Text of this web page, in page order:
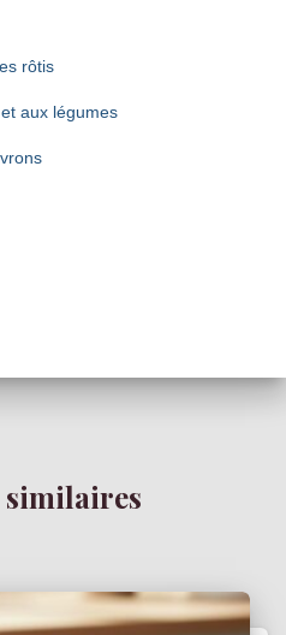
rôtis
aux légumes